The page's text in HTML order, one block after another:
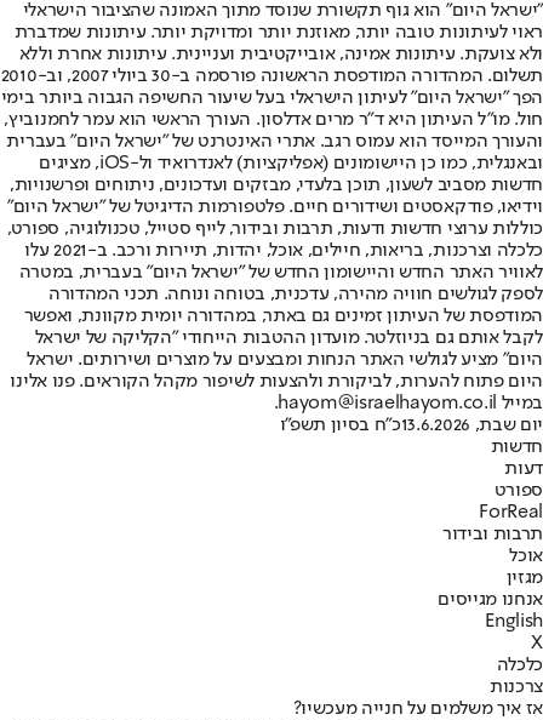
"ישראל היום" הוא גוף תקשורת שנוסד מתוך האמונה שהציבור הישראלי
ראוי לעיתונות טובה יותר, מאוזנת יותר ומדויקת יותר. עיתונות שמדברת
ולא צועקת. עיתונות אמינה, אובייקטיבית ועניינית. עיתונות אחרת וללא
תשלום. המהדורה המודפסת הראשונה פורסמה ב-30 ביולי 2007, וב-2010
הפך "ישראל היום" לעיתון הישראלי בעל שיעור החשיפה הגבוה ביותר בימי
חול. מו"ל העיתון היא ד"ר מרים אדלסון. העורך הראשי הוא עמר לחמנוביץ,
והעורך המייסד הוא עמוס רגב. אתרי האינטרנט של "ישראל היום" בעברית
ובאנגלית, כמו כן היישומונים (אפליקציות) לאנדרואיד ול-iOS, מציגים
חדשות מסביב לשעון, תוכן בלעדי, מבזקים ועדכונים, ניתוחים ופרשנויות,
וידיאו, פודקאסטים ושידורים חיים. פלטפורמות הדיגיטל של "ישראל היום"
כוללות ערוצי חדשות ודעות, תרבות ובידור, לייף סטייל, טכנולוגיה, ספורט,
כלכלה וצרכנות, בריאות, חיילים, אוכל, יהדות, תיירות ורכב. ב-2021 עלו
לאוויר האתר החדש והיישומון החדש של "ישראל היום" בעברית, במטרה
לספק לגולשים חוויה מהירה, עדכנית, בטוחה ונוחה. תכני המהדורה
המודפסת של העיתון זמינים גם באתר, במהדורה יומית מקוונת, ואפשר
לקבל אותם גם בניוזלטר. מועדון ההטבות הייחודי "הקליקה של ישראל
היום" מציע לגולשי האתר הנחות ומבצעים על מוצרים ושירותים. ישראל
היום פתוח להערות, לביקורת ולהצעות לשיפור מקהל הקוראים. פנו אלינו
במייל hayom@israelhayom.co.il.
יום שבת, 13.6.2026
כ"ח בסיון תשפ"ו
חדשות
דעות
ספורט
ForReal
תרבות ובידור
אוכל
מגזין
אנחנו מגייסים
English
X
כלכלה
צרכנות
אז איך משלמים על חנייה מעכשיו?